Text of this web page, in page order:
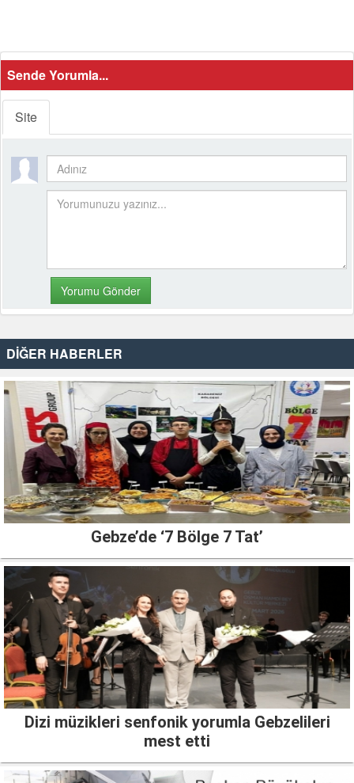
Sende Yorumla...
Site
DİĞER HABERLER
Gebze’de ‘7 Bölge 7 Tat’
Dizi müzikleri senfonik yorumla Gebzelileri
mest etti